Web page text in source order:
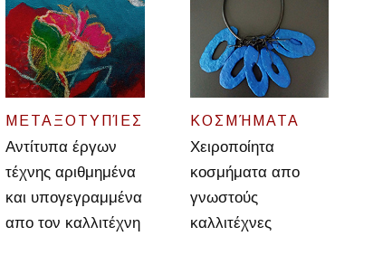
ΜΕΤΑΞΟΤΥΠΊΕΣ
Αντίτυπα έργων
τέχνης αριθμημένα
και υπογεγραμμένα
απο τον καλλιτέχνη
ΚΟΣΜΉΜΑΤΑ
Χειροποίητα
κοσμήματα απο
γνωστούς
καλλιτέχνες